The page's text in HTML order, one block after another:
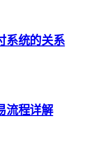
系统的关系
流程详解